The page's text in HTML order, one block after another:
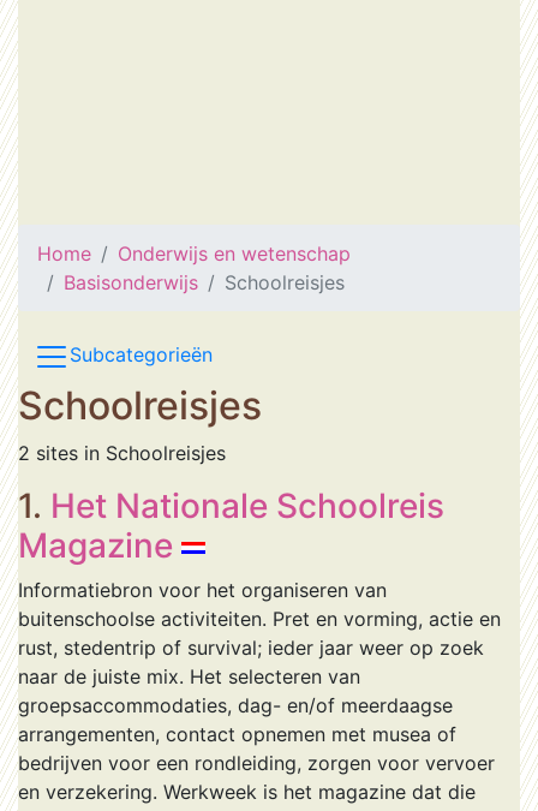
Home
Onderwijs en wetenschap
Basisonderwijs
Schoolreisjes
Subcategorieën
Schoolreisjes
2 sites in Schoolreisjes
1. Het Nationale Schoolreis
Magazine
Informatiebron voor het organiseren van
buitenschoolse activiteiten. Pret en vorming, actie en
rust, stedentrip of survival; ieder jaar weer op zoek
naar de juiste mix. Het selecteren van
groepsaccommodaties, dag- en/of meerdaagse
arrangementen, contact opnemen met musea of
bedrijven voor een rondleiding, zorgen voor vervoer
en verzekering. Werkweek is het magazine dat die